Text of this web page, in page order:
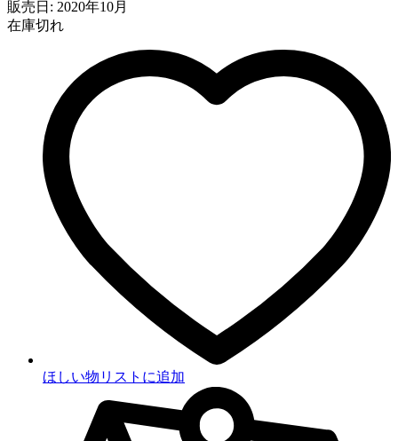
販売日: 2020年10月
在庫切れ
ほしい物リストに追加